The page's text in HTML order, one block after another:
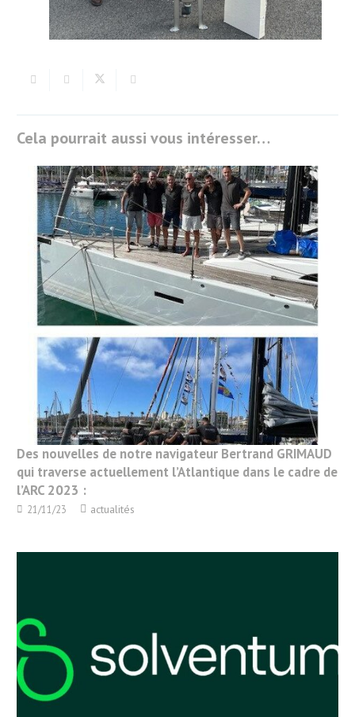
Cela pourrait aussi vous intéresser…
Des nouvelles de notre navigateur Bertrand GRIMAUD
qui traverse actuellement l’Atlantique dans le cadre de
l’ARC 2023 :
21/11/23 actualités